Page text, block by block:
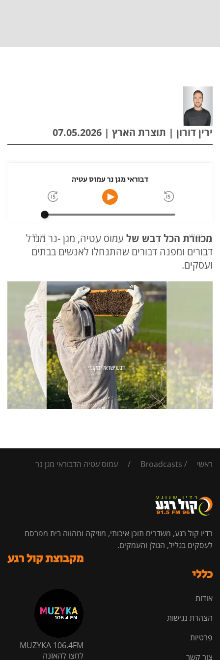
ירין דורון | תוצרת הארץ | 07.05.2026
דבוראי מגן נר עמוס עטיה
00:00
11:19 מכוורת הכל דבש של עמוס עטיה, מגן -נר מגדל
דבורים ומפנה דבורים שהתנחלו לאנשים בבתים
ועסקים.
ראשי /
Broadcasts
/ עמוס עטיה הדבוראי מגן נר
רדיו קול רגע, משדרים תוכן איכותי, מוזיקה ומהווה בית מפרסם
לעסקים בגליל, הגולן והעמקים.
כללי
אודות
הצהרת נגישות
פרטיות
צור קשר
מקבוצת קול רגע
MUZYKA 106.4FM
לחצו להאזנה